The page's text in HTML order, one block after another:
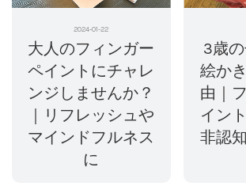
2024-01-22
大人のフィンガー
ペイントにチャレ
ンジしませんか？
｜リフレッシュや
マインドフルネス
に
3歳
絵か
由｜
イン
非認